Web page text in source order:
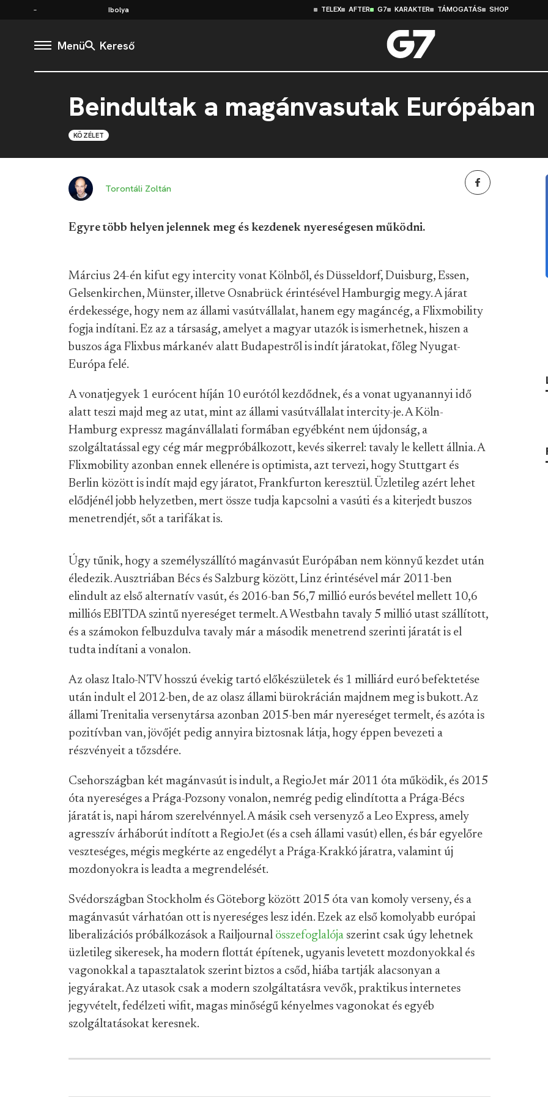
Ibolya TELEX AFTER G7 KARAKTER TÁMOGATÁS SHOP
Menü Kereső
Beindultak a magánvasutak Európában
KÖZÉLET
Torontáli Zoltán
Egyre több helyen jelennek meg és kezdenek nyereségesen működni.
Március 24-én kifut egy intercity vonat Kölnből, és Düsseldorf, Duisburg, Essen,
Gelsenkirchen, Münster, illetve Osnabrück érintésével Hamburgig megy. A járat
érdekessége, hogy nem az állami vasútvállalat, hanem egy magáncég, a Flixmobility
fogja indítani. Ez az a társaság, amelyet a magyar utazók is ismerhetnek, hiszen a
buszos ága Flixbus márkanév alatt Budapestről is indít járatokat, főleg Nyugat-
Európa felé.
A vonatjegyek 1 eurócent híján 10 eurótól kezdődnek, és a vonat ugyanannyi idő
alatt teszi majd meg az utat, mint az állami vasútvállalat intercity-je. A Köln-
Hamburg expressz magánvállalati formában egyébként nem újdonság, a
szolgáltatással egy cég már megpróbálkozott, kevés sikerrel: tavaly le kellett állnia. A
Flixmobility azonban ennek ellenére is optimista, azt tervezi, hogy Stuttgart és
Berlin között is indít majd egy járatot, Frankfurton keresztül. Üzletileg azért lehet
elődjénél jobb helyzetben, mert össze tudja kapcsolni a vasúti és a kiterjedt buszos
menetrendjét, sőt a tarifákat is.
Úgy tűnik, hogy a személyszállító magánvasút Európában nem könnyű kezdet után
éledezik. Ausztriában Bécs és Salzburg között, Linz érintésével már 2011-ben
elindult az első alternatív vasút, és 2016-ban 56,7 millió eurós bevétel mellett 10,6
milliós EBITDA szintű nyereséget termelt. A Westbahn tavaly 5 millió utast szállított,
és a számokon felbuzdulva tavaly már a második menetrend szerinti járatát is el
tudta indítani a vonalon.
Az olasz Italo-NTV hosszú évekig tartó előkészületek és 1 milliárd euró befektetése
után indult el 2012-ben, de az olasz állami bürokrácián majdnem meg is bukott. Az
állami Trenitalia versenytársa azonban 2015-ben már nyereséget termelt, és azóta is
pozitívban van, jövőjét pedig annyira biztosnak látja, hogy éppen bevezeti a
részvényeit a tőzsdére.
Csehországban két magánvasút is indult, a RegioJet már 2011 óta működik, és 2015
óta nyereséges a Prága-Pozsony vonalon, nemrég pedig elindította a Prága-Bécs
járatát is, napi három szerelvénnyel. A másik cseh versenyző a Leo Express, amely
agresszív árháborút indított a RegioJet (és a cseh állami vasút) ellen, és bár egyelőre
veszteséges, mégis megkérte az engedélyt a Prága-Krakkó járatra, valamint új
mozdonyokra is leadta a megrendelését.
Svédországban Stockholm és Göteborg között 2015 óta van komoly verseny, és a
magánvasút várhatóan ott is nyereséges lesz idén. Ezek az első komolyabb európai
liberalizációs próbálkozások a Railjournal összefoglalója szerint csak úgy lehetnek
üzletileg sikeresek, ha modern flottát építenek, ugyanis levetett mozdonyokkal és
vagonokkal a tapasztalatok szerint biztos a csőd, hiába tartják alacsonyan a
jegyárakat. Az utasok csak a modern szolgáltatásra vevők, praktikus internetes
jegyvételt, fedélzeti wifit, magas minőségű kényelmes vagonokat és egyéb
szolgáltatásokat keresnek.